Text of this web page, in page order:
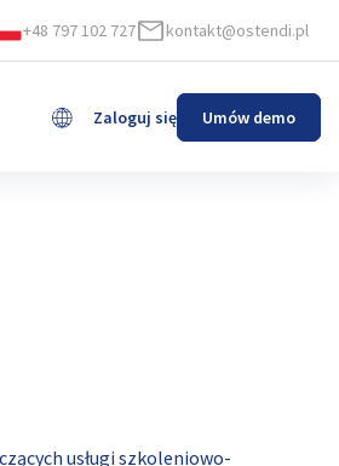
+48 797 102 727 kontakt@ostendi.pl
Zaloguj się Umów demo
usługi szkoleniowo-